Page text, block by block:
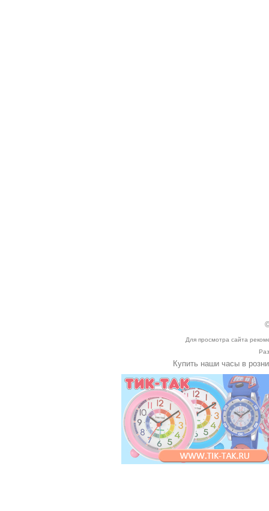
Для просмотра сайта
Купить наши часы в